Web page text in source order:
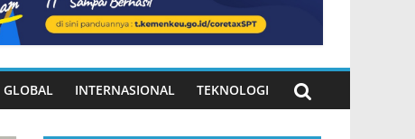
GLOBAL INTERNASIONAL TEKNOLOGI